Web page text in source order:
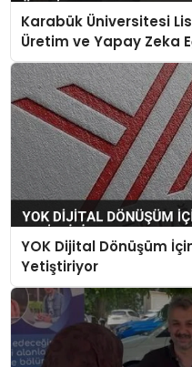
Karabük Üniversitesi
Üretim ve Yapay Zeka
YOK Dijital Dönüşüm
Yetiştiriyor